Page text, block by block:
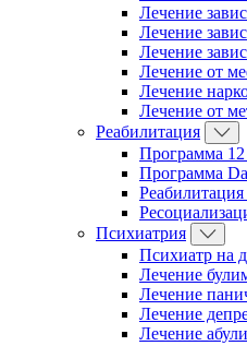
Лечение
Лечение
Лечение
Лечение от
Лечение
Лечение от
Реабилитация
Программа
Программа
Психиатрия
Психиатр на
Лечение
Лечение
Лечение
Лечение